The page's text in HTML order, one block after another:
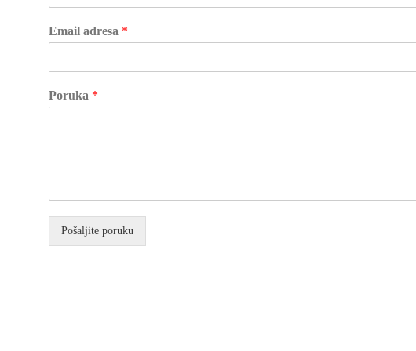
Email adresa *
Poruka *
Pošaljite poruku